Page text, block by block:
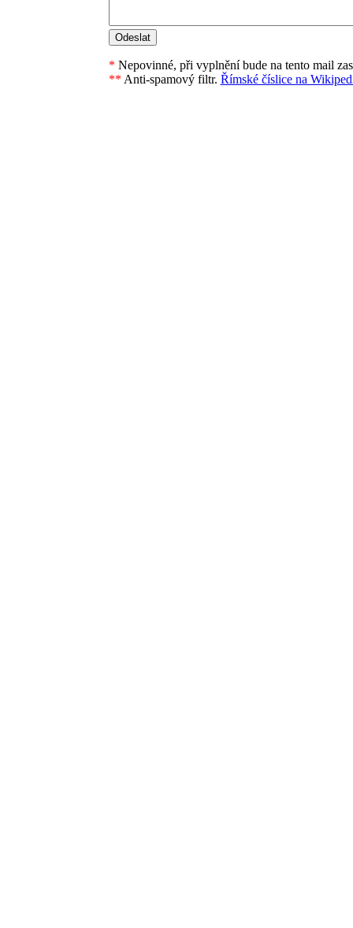
* Nepovinné, při vyplnění bude na tento mail
** Anti-spamový filtr. Římské číslice na